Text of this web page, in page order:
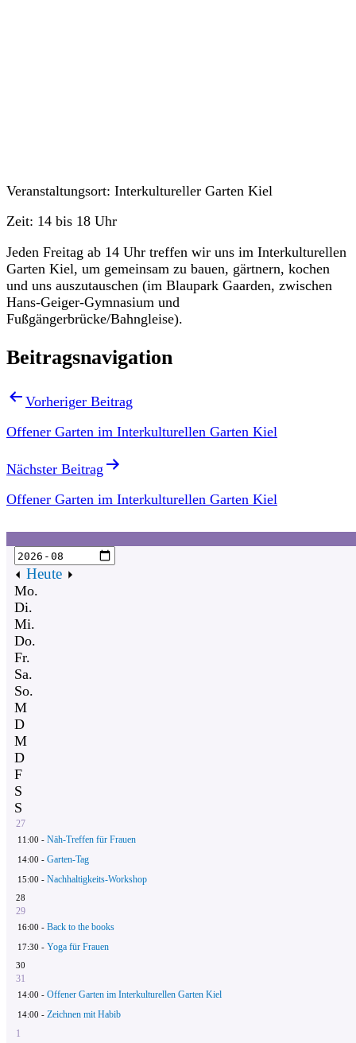
Veranstaltungsort: Interkultureller Garten Kiel
Zeit: 14 bis 18 Uhr
Jeden Freitag ab 14 Uhr treffen wir uns im Interkulturellen
Garten Kiel, um gemeinsam zu bauen, gärtnern, kochen
und uns auszutauschen (im Blaupark Gaarden, zwischen
Hans-Geiger-Gymnasium und
Fußgängerbrücke/Bahngleise).
Beitragsnavigation
Vorheriger Beitrag
Offener Garten im Interkulturellen Garten Kiel
Nächster Beitrag
Offener Garten im Interkulturellen Garten Kiel
Heute
Mo.
Di.
Mi.
Do.
Fr.
Sa.
So.
M
D
M
D
F
S
S
27
11:00 - Näh-Treffen für Frauen
14:00 - Garten-Tag
15:00 - Nachhaltigkeits-Workshop
28
29
16:00 - Back to the books
17:30 - Yoga für Frauen
30
31
14:00 - Offener Garten im Interkulturellen Garten Kiel
14:00 - Zeichnen mit Habib
1